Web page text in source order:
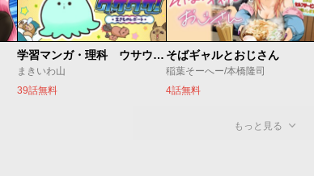
学習マンガ・理科 ウサウサ！
まきいわ山
39話無料
そばギャルとおじさん
稲葉そーへー/本橋隆司
4話無料
もっと見る